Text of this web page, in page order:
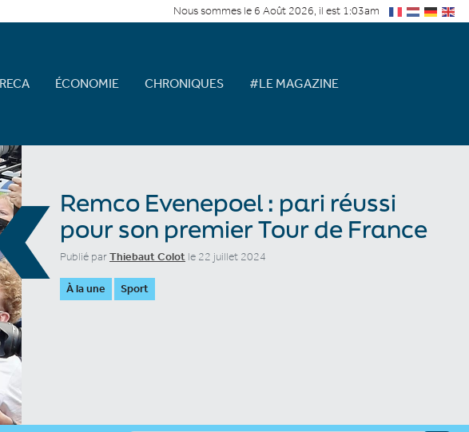
Nous sommes le 6 Août 2026, il est 1:03am
ÉCONOMIE CHRONIQUES #LE MAGAZINE
Remco Evenepoel : pari réussi
pour son premier Tour de France
Publié parThiebaut Colot le 22 juillet 2024
À la une Sport